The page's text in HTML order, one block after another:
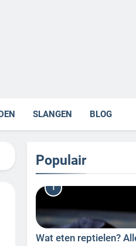
SLANGEN BLOG
Populair
1
Wat eten reptielen?